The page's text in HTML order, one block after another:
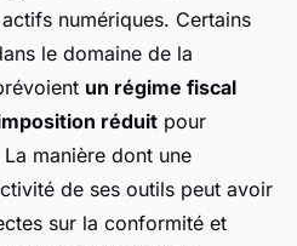
numériques. Certains
le domaine de la
un régime fiscal
réduit pour
manière dont une
de ses outils peut avoir
sur la conformité et